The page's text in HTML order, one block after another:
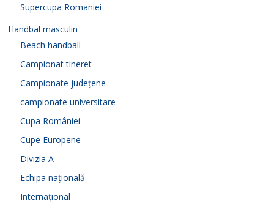
Supercupa Romaniei
Handbal masculin
Beach handball
Campionat tineret
Campionate județene
campionate universitare
Cupa României
Cupe Europene
Divizia A
Echipa națională
Internațional